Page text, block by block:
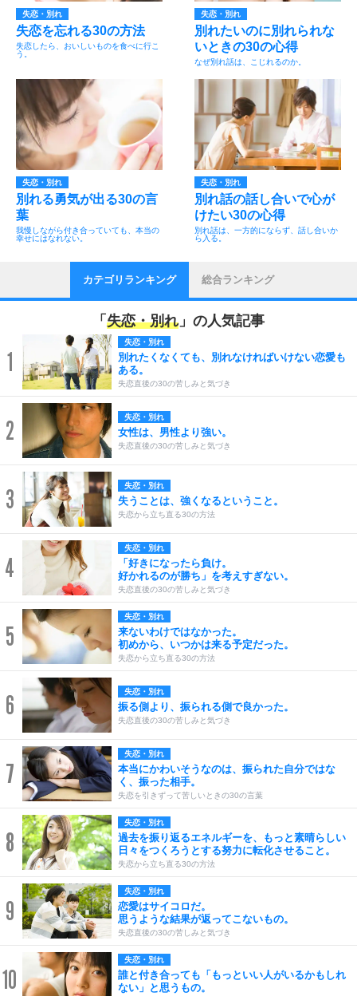
失恋・別れ
失恋を忘れる30の方法
失恋したら、おいしいものを食べに行こ
う。
失恋・別れ
別れたいのに別れられな
いときの30の心得
なぜ別れ話は、こじれるのか。
失恋・別れ
別れる勇気が出る30の言
葉
我慢しながら付き合っていても、本当の
幸せにはなれない。
失恋・別れ
別れ話の話し合いで心が
けたい30の心得
別れ話は、一方的にならず、話し合いか
ら入る。
カテゴリランキング 総合ランキング
「 失恋・別れ 」の人気記事
1
失恋・別れ
別れたくなくても、別れなければいけない恋愛も
ある。
失恋直後の30の苦しみと気づき
2 失恋・別れ
女性は、男性より強い。
失恋直後の30の苦しみと気づき
3 失恋・別れ
失うことは、強くなるということ。
失恋から立ち直る30の方法
4
失恋・別れ
「好きになったら負け。
好かれるのが勝ち」を考えすぎない。
失恋直後の30の苦しみと気づき
5
失恋・別れ
来ないわけではなかった。
初めから、いつかは来る予定だった。
失恋から立ち直る30の方法
6 失恋・別れ
振る側より、振られる側で良かった。
失恋直後の30の苦しみと気づき
7
失恋・別れ
本当にかわいそうなのは、振られた自分ではな
く、振った相手。
失恋を引きずって苦しいときの30の言葉
8
失恋・別れ
過去を振り返るエネルギーを、もっと素晴らしい
日々をつくろうとする努力に転化させること。
失恋から立ち直る30の方法
9
失恋・別れ
恋愛はサイコロだ。
思うような結果が返ってこないもの。
失恋直後の30の苦しみと気づき
10
失恋・別れ
誰と付き合っても「もっといい人がいるかもしれ
ない」と思うもの。